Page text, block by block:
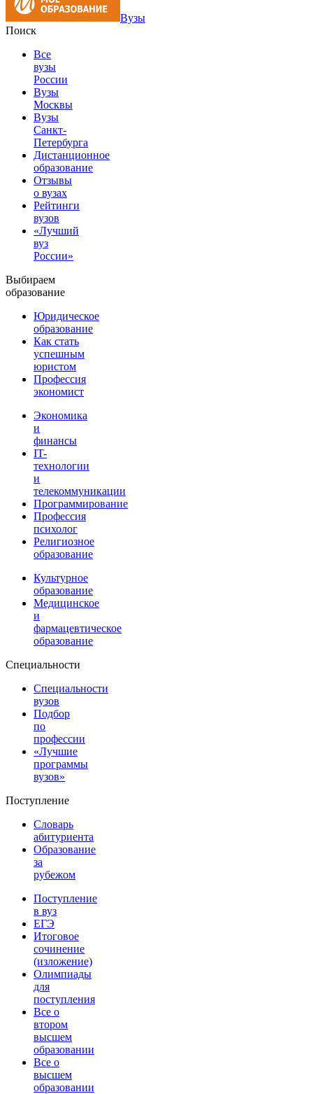
Вузы
Поиск
Все
вузы
России
Вузы
Москвы
Вузы
Санкт-
Петербурга
Дистанционное
образование
Отзывы
о вузах
Рейтинги
вузов
«Лучший
вуз
России»
Выбираем
образование
Юридическое
образование
Как стать
успешным
юристом
Профессия
экономист
Экономика
и
финансы
IT-
технологии
и
телекоммуникации
Программирование
Профессия
психолог
Религиозное
образование
Культурное
образование
Медицинское
и
фармацевтическое
образование
Специальности
Специальности
вузов
Подбор
по
профессии
«Лучшие
программы
вузов»
Поступление
Словарь
абитуриента
Образование
за
рубежом
Поступление
в вуз
ЕГЭ
Итоговое
сочинение
(изложение)
Олимпиады
для
поступления
Все о
втором
высшем
образовании
Все о
высшем
образовании